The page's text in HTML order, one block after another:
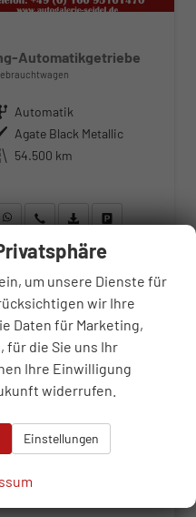
Automatikgetriebe
Getriebe Automatik
Außenfarbe Agate Black Metallic
Kilometerstand 54.500 km
WhatsApp anfragen
Wir rufen Sie anFahrzeugexposé (PDF)
l/100km
um unsere Dienste für
wir Ihre
Daten für Marketing,
für die Sie uns Ihr
Ihre Einwilligung
widerrufen.
Einstellungen